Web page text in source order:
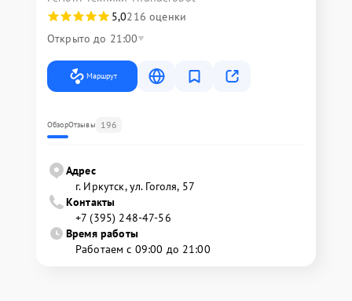
5,0216 оценки
Открыто до 21:00
Маршрут
ОбзорОтзывы 196
Адрес
г. Иркутск, ул. ​Гоголя, 57
Контакты
+7 (395) 248-47-56
Время работы
Работаем с 09:00 до 21:00